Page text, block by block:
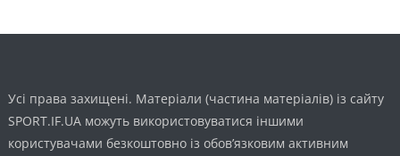
Усі права захищені. Матеріали (частина матеріалів) із сайту
SPORT.IF.UA можуть використовуватися іншими
користувачами безкоштовно із обов’язковим активним